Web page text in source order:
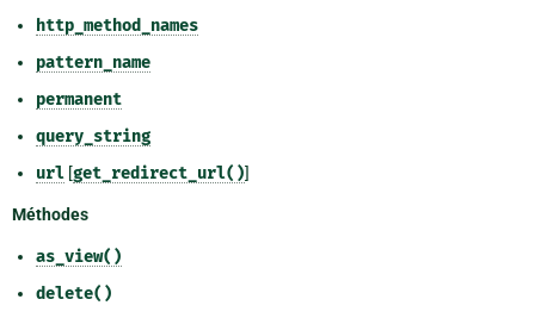
http_method_names
pattern_name
permanent
query_string
url [get_redirect_url()]
Méthodes
as_view()
delete()